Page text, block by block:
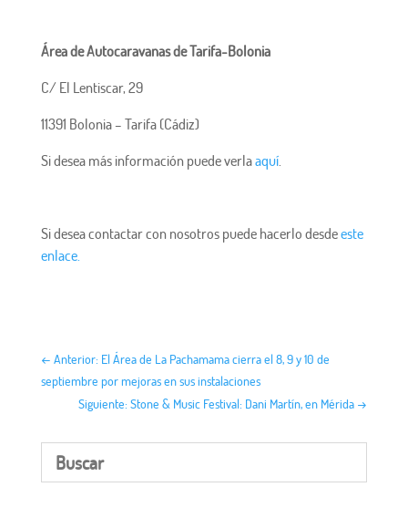
Área de Autocaravanas de Tarifa-Bolonia
C/ El Lentiscar, 29
11391 Bolonia – Tarifa (Cádiz)
Si desea más información puede verlaaquí.
Si desea contactar con nosotros puede hacerlo desdeeste
enlace.
← Anterior: El Área de La Pachamama cierra el 8, 9 y 10 de
septiembre por mejoras en sus instalaciones
Siguiente: Stone & Music Festival: Dani Martín, en Mérida →